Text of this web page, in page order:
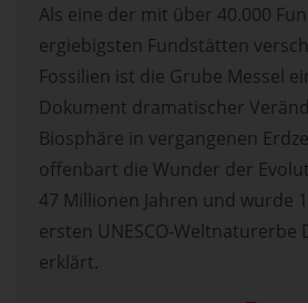
Als eine der mit über 40.000
ergiebigsten Fundstätten
Fossilien ist die Grube Messel
Dokument dramatischer
Biosphäre in vergangenen
offenbart die Wunder der
47 Millionen Jahren und wurde
ersten UNESCO-Weltnaturerbe
erklärt.